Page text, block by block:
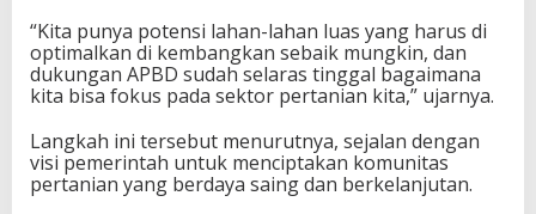
“Kita punya potensi lahan-lahan luas yang harus di
optimalkan di kembangkan sebaik mungkin, dan
dukungan APBD sudah selaras tinggal bagaimana
kita bisa fokus pada sektor pertanian kita,” ujarnya.
Langkah ini tersebut menurutnya, sejalan dengan
visi pemerintah untuk menciptakan komunitas
pertanian yang berdaya saing dan berkelanjutan.